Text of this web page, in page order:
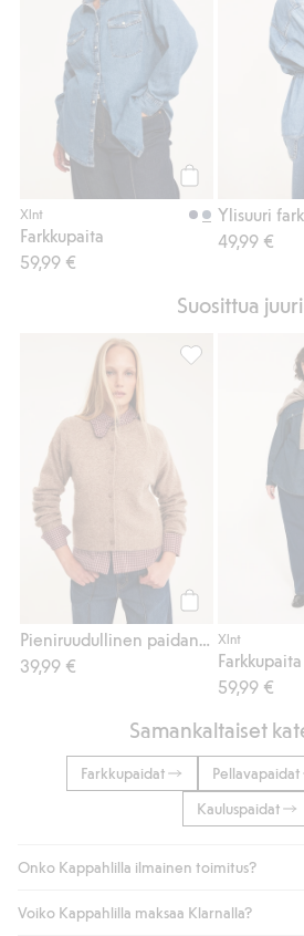
Osta
Xlnt
Farkkupaita
59,99 €
Ylisuuri
49,99 €
Suosittua
39,99 €
Xlnt
Farkkupaita
59,99 €
Samankaltaiset
Farkkupaidat Pellavapaidat
Kauluspaidat
Onko Kappahlilla ilmainen toimitus?
Jos olet Kappahl Clubin jäsen, saat aina
Voiko Kappahlilla maksaa Klarnalla?